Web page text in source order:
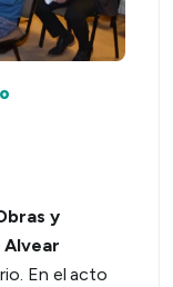
y
Alvear
En el acto